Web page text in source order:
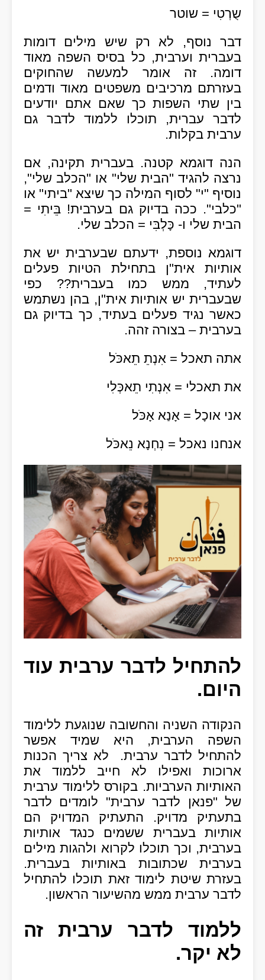
שֻרְטִי = שוטר
דבר נוסף, לא רק שיש מילים דומות
בעברית וערבית, כל בסיס השפה מאוד
דומה. זה אומר למעשה שהחוקים
בעזרתם מרכיבים משפטים מאוד ודמים
בין שתי השפות כך שאם אתם יודעים
לדבר עברית, תוכלו ללמוד לדבר גם
ערבית בקלות.
הנה דוגמא קטנה. בעברית תקינה, אם
נרצה להגיד "הבית שלי" או "הכלב שלי",
נוסיף "י" לסוף המילה כך שיצא "ביתי" או
"כלבי". ככה בדיוק גם בערבית! בֵּיתִי =
הבית שלי ו- כָּלְבִּי = הכלב שלי.
דוגמא נוספת, ידעתם שבערבית יש את
אותיות אית"ן בתחילת הטיות פעלים
לעתיד, ממש כמו בעברית?? כפי
שבעברית יש אותיות אית"ן, בהן נשתמש
כאשר נגיד פעלים בעתיד, כך בדיוק גם
בערבית – בצורה זהה.
אתה תאכל = אִנְתֵ תֵאכֹּל
את תאכלי = אִנְתִי תֵאכְּלִי
אני אוכָל = אָנַא אָכֹּל
אנחנו נאכל = נִחְנָא נֵאכֹּל
להתחיל לדבר ערבית עוד
היום.
הנקודה השניה והחשובה שנוגעת ללימוד
השפה הערבית, היא שמיד אפשר
להתחיל לדבר ערבית. לא צריך הכנות
ארוכות ואפילו לא חייב ללמוד את
האותיות הערביות. בקורס ללימוד ערבית
של "פנאן לדבר ערבית" לומדים לדבר
בתעתיק מדויק. התעתיק המדויק הם
אותיות בעברית ששמים כנגד אותיות
בערבית, וכך תוכלו לקרוא ולהגות מילים
בערבית שכתובות באותיות בעברית.
בעזרת שיטת לימוד זאת תוכלו להתחיל
לדבר ערבית ממש מהשיעור הראשון.
ללמוד לדבר ערבית זה
לא יקר.